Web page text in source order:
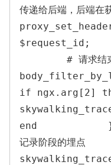
传递给后端，后端
$request_id;
if ngx.arg[2]
end
记录阶段的埋点